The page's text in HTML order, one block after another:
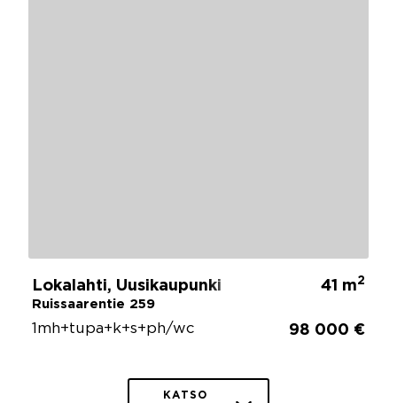
Lokalahti, Uusikaupunki
Ruissaarentie 259
41 m2
1mh+tupa+k+s+ph/wc 98 000 €
KATSO